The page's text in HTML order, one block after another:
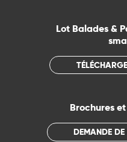
Lot Balades &
Brochures
DEMANDE DE